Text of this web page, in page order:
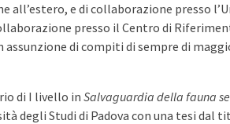
all’estero, e di collaborazione presso
presso il Centro di
di compiti di sempre di
di I livello in Salvaguardia della fauna
degli Studi di Padova con una tesi dal